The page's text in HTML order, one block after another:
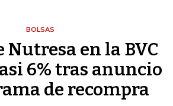
BOLSAS
Nutresa en la BVC
6% tras anuncio
de recompra